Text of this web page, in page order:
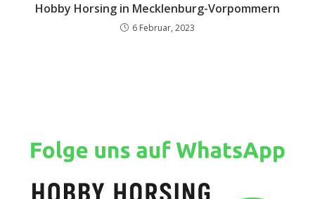
Hobby Horsing in Mecklenburg-Vorpommern
6 Februar, 2023